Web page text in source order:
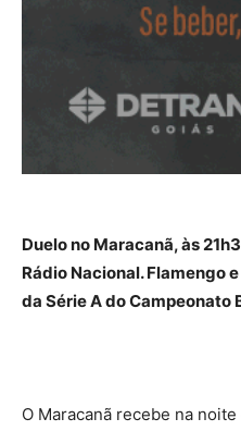
Duelo no Maracanã, às
Rádio Nacional. Flamengo
da Série A do Campeonato
O Maracanã recebe na